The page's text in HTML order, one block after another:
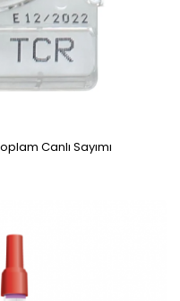
Canlı Sayımı